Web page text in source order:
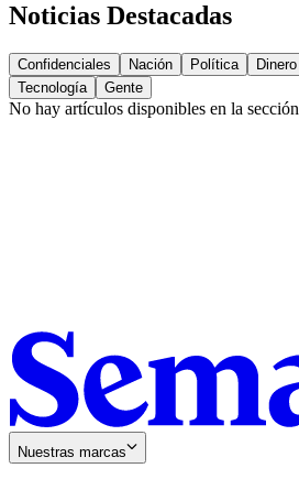
Noticias Destacadas
Confidenciales Nación Política Dinero
Tecnología
Gente
No hay artículos disponibles en la sección
Nuestras marcas